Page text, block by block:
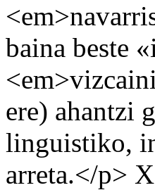
baina beste
ere) ahantzi
linguistiko,
arreta.</p>